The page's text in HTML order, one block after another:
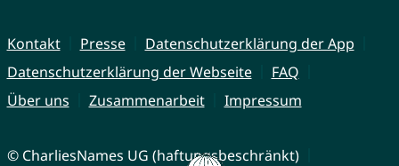
Kontakt Presse
Datenschutzerklärung der App
Datenschutzerklärung der Webseite
FAQ
Über uns
Zusammenarbeit Impressum
© CharliesNames UG (haftungsbeschränkt)